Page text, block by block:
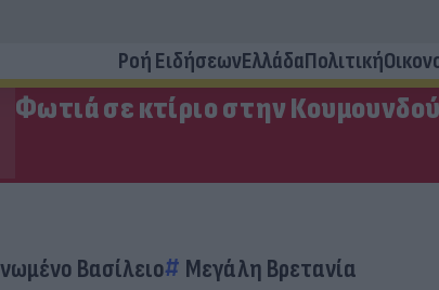
Ροή ΕιδήσεωνΕλλάδαΠολιτική
Φωτιά σε κτίριο στην
Βασίλειο Μεγάλη Βρετανία